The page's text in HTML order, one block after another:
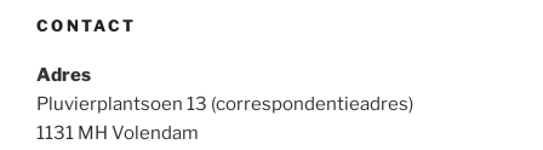
CONTACT
Adres
Pluvierplantsoen 13 (correspondentieadres)
1131 MH Volendam